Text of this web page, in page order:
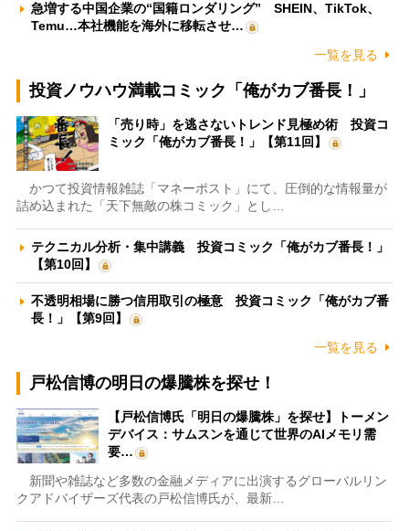
急増する中国企業の“国籍ロンダリング” SHEIN、TikTok、
Temu…本社機能を海外に移転させ…
一覧を見る
投資ノウハウ満載コミック「俺がカブ番長！」
「売り時」を逃さないトレンド見極め術 投資コ
ミック「俺がカブ番長！」【第11回】
かつて投資情報雑誌「マネーポスト」にて、圧倒的な情報量が
詰め込まれた「天下無敵の株コミック」とし…
テクニカル分析・集中講義 投資コミック「俺がカブ番長！」
【第10回】
不透明相場に勝つ信用取引の極意 投資コミック「俺がカブ番
長！」【第9回】
一覧を見る
戸松信博の明日の爆騰株を探せ！
【戸松信博氏「明日の爆騰株」を探せ】トーメン
デバイス：サムスンを通じて世界のAIメモリ需
要…
新聞や雑誌など多数の金融メディアに出演するグローバルリン
クアドバイザーズ代表の戸松信博氏が、最新…